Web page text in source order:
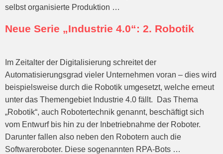
selbst organisierte Produktion …
Neue Serie „Industrie 4.0“: 2. Robotik
Im Zeitalter der Digitalisierung schreitet der
Automatisierungsgrad vieler Unternehmen voran – dies wird
beispielsweise durch die Robotik umgesetzt, welche erneut
unter das Themengebiet Industrie 4.0 fällt. Das Thema
„Robotik“, auch Robotertechnik genannt, beschäftigt sich
vom Entwurf bis hin zu der Inbetriebnahme der Roboter.
Darunter fallen also neben den Robotern auch die
Softwareroboter. Diese sogenannten RPA-Bots …